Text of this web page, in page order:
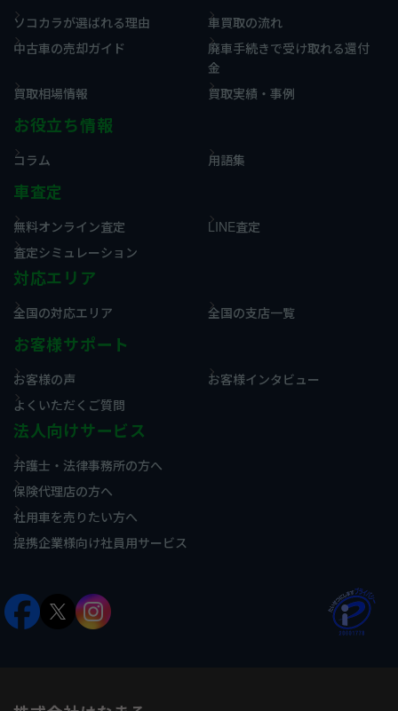
ソコカラが選ばれる理由
車買取の流れ
中古車の売却ガイド
廃車手続きで受け取れる還付
金
買取相場情報
買取実績・事例
お役立ち情報
コラム 用語集
車査定
無料オンライン査定
LINE査定
査定シミュレーション
対応エリア
全国の対応エリア 全国の支店一覧
お客様サポート
お客様の声
お客様インタビュー
よくいただくご質問
法人向けサービス
弁護士・法律事務所の方へ
保険代理店の方へ
社用車を売りたい方へ
提携企業様向け社員用サービス